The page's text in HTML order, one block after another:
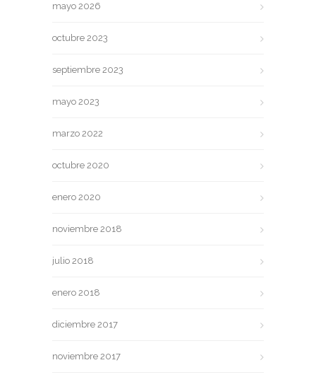
mayo 2026
octubre 2023
septiembre 2023
mayo 2023
marzo 2022
octubre 2020
enero 2020
noviembre 2018
julio 2018
enero 2018
diciembre 2017
noviembre 2017